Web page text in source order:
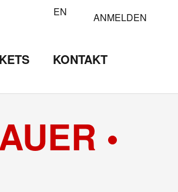
EN ANMELDEN
KONTAKT
•